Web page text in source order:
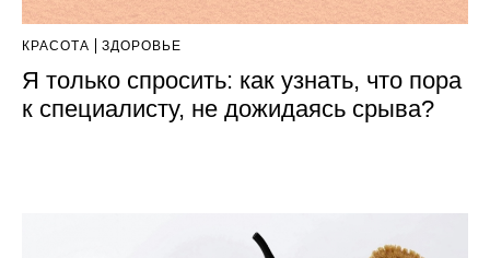
КРАСОТА ЗДОРОВЬЕ
Я только спросить: как узнать, что пора
к специалисту, не дожидаясь срыва?